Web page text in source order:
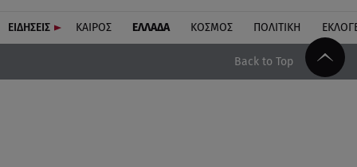
ΕΙΔΗΣΕΙΣ ΚΑΙΡΟΣ ΕΛΛΑΔΑ ΚΟΣΜΟΣ ΠΟΛΙΤΙΚΗ
Back to Top